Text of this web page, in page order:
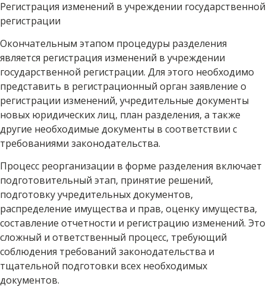
Регистрация изменений в учреждении государственной
регистрации
Окончательным этапом процедуры разделения
является регистрация изменений в учреждении
государственной регистрации. Для этого необходимо
представить в регистрационный орган заявление о
регистрации изменений, учредительные документы
новых юридических лиц, план разделения, а также
другие необходимые документы в соответствии с
требованиями законодательства.
Процесс реорганизации в форме разделения включает
подготовительный этап, принятие решений,
подготовку учредительных документов,
распределение имущества и прав, оценку имущества,
составление отчетности и регистрацию изменений. Это
сложный и ответственный процесс, требующий
соблюдения требований законодательства и
тщательной подготовки всех необходимых
документов.